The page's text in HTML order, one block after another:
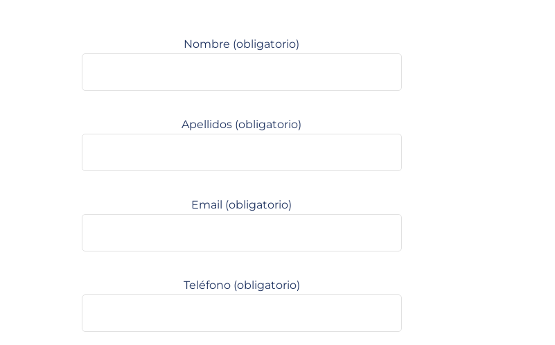
Nombre (obligatorio)
Apellidos (obligatorio)
Email (obligatorio)
Teléfono (obligatorio)